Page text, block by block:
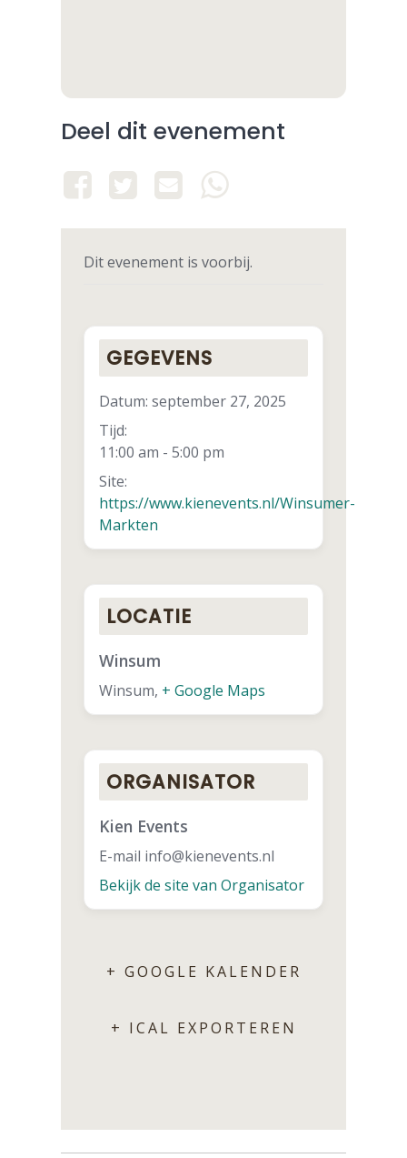
Deel dit evenement
Dit evenement is voorbij.
GEGEVENS
Datum: september 27, 2025
Tijd:
11:00 am - 5:00 pm
Site:
https://www.kienevents.nl/Winsumer-
Markten
LOCATIE
Winsum
Winsum, + Google Maps
ORGANISATOR
Kien Events
E-mail info@kienevents.nl
Bekijk de site van Organisator
+ GOOGLE KALENDER
+ ICAL EXPORTEREN